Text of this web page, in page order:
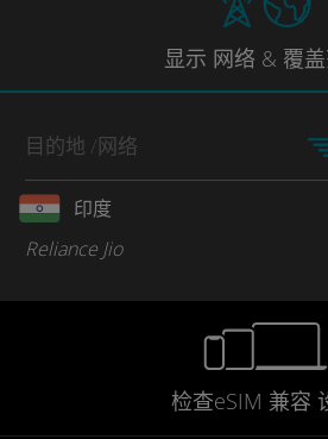
显示 网络 & 覆
目的地 /网络
印度
Reliance Jio
检查eSIM 兼容